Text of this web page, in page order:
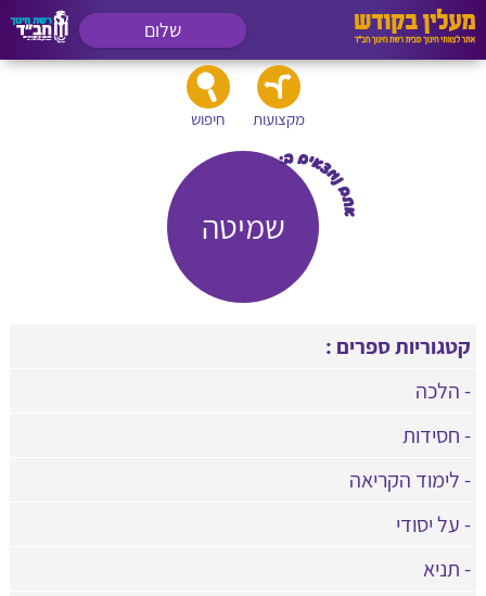
שלום
מקצועות חיפוש
שמיטה
קטגוריות ספרים :
- הלכה
- חסידות
- לימוד הקריאה
- על יסודי
- תניא